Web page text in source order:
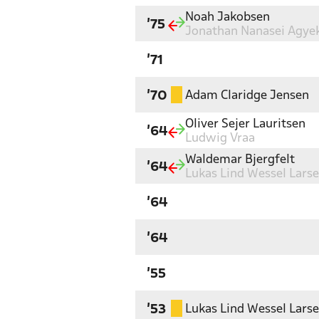
'75
Noah Jakobsen
Jonathan Nanasei
'71
'70 Adam Claridge Jensen
'64
Oliver Sejer Lauritsen
Ludwig Vraa
'64
Waldemar Bjergfelt
Lukas Lind Wessel
'64
'64
'55
'53 Lukas Lind Wessel